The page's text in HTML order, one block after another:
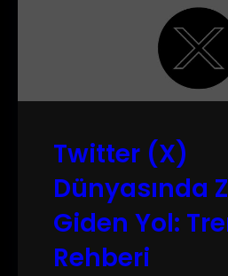
Twitter (X)
Dünyasında
Giden Yol:
Rehberi